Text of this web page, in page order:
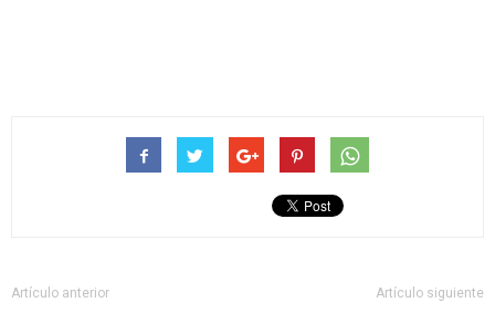
Artículo anterior Artículo siguiente